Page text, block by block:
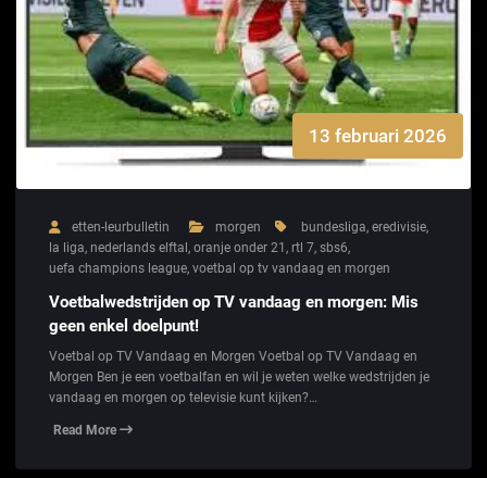
13 februari 2026
etten-leurbulletin morgen bundesliga, eredivisie,
la liga, nederlands elftal, oranje onder 21 , rtl 7, sbs6,
uefa champions league, voetbal op tv vandaag en morgen
Voetbalwedstrijden op TV vandaag en morgen: Mis
geen enkel doelpunt!
Voetbal op TV Vandaag en Morgen Voetbal op TV Vandaag en
Morgen Ben je een voetbalfan en wil je weten welke wedstrijden je
vandaag en morgen op televisie kunt kijken?…
Read More